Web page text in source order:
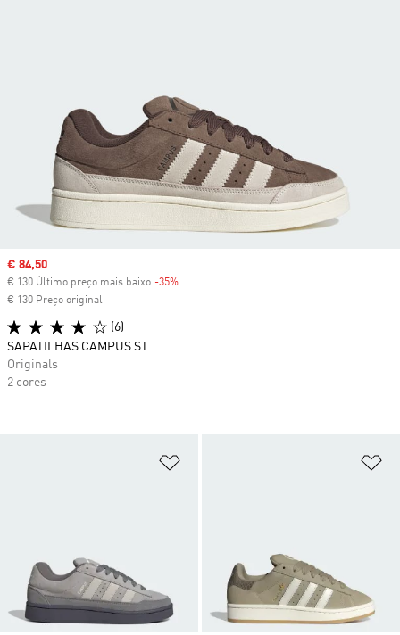
Sale price
€ 84,50
€ 130 Último preço mais baixo -35%
€ 130 Preço original
(6)
SAPATILHAS CAMPUS ST
Originals
2 cores